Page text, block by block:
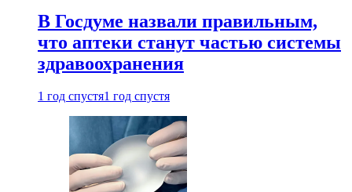
В Госдуме назвали правильным,
что аптеки станут частью системы
здравоохранения
1 год спустя1 год спустя